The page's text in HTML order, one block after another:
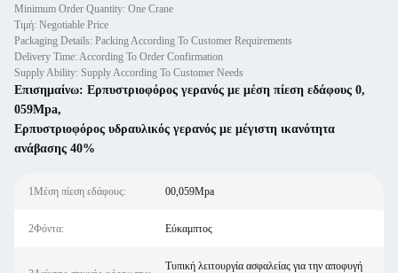
Minimum Order Quantity: One Crane
Τιμή: Negotiable Price
Packaging Details: Packing According To Customer Requirements
Delivery Time: According To Order Confirmation
Supply Ability: Supply According To Customer Needs
Επισημαίνω: Ερπυστριοφόρος γερανός με μέση πίεση εδάφους 0,
059Mpa,
Ερπυστριοφόρος υδραυλικός γερανός με μέγιστη ικανότητα
ανάβασης 40%
1Μέση πίεση εδάφους: 00,059Mpa
2Φόντα: Εύκαμπτος
Τυπική λειτουργία ασφαλείας για την αποφυγή